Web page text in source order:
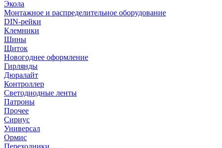
Экола
Монтажное и распределительное оборудование
DIN-рейки
Клемники
Шины
Щиток
Новогоднее оформление
Гирлянды
Дюралайт
Контроллер
Светодиодные ленты
Патроны
Прочее
Сириус
Универсал
Ормис
Переходники